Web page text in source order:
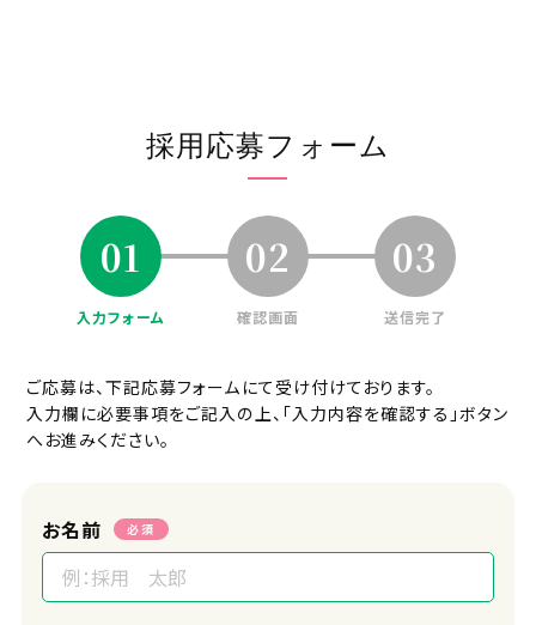
採用応募フォーム
01
入力フォーム
02
確認画面
03
送信完了
ご応募は、下記応募フォームにて受け付けております。
入力欄に必要事項をご記入の上、「入力内容を確認する」ボタン
へお進みください。
お名前 必須